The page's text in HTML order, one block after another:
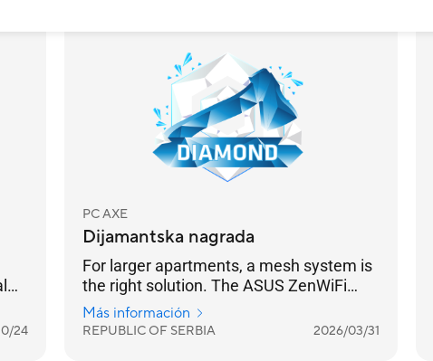
24
PC AXE
Dijamantska nagrada
For larger apartments, a mesh system is
the right solution. The ASUS ZenWiFi
BD4 is a mesh system that effortlessly
covers a larger living space and is easily
Más información
REPUBLIC OF SERBIA 2026/03/31